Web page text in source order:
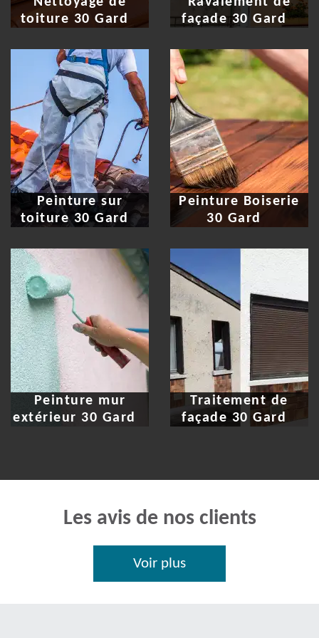
toiture 30 Gard
façade 30 Gard
Peinture sur
toiture 30 Gard
Peinture Boiserie
30 Gard
Peinture mur
extérieur 30 Gard
Traitement de
façade 30 Gard
Les avis de nos clients
Voir plus